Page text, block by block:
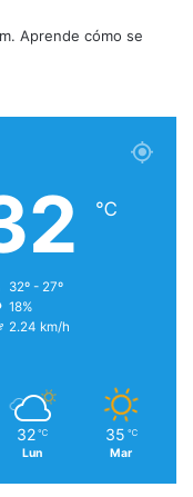
Aprende cómo se
℃
32º - 27º
18%
2.24 km/h
32 ℃
Lun
35 ℃
Mar